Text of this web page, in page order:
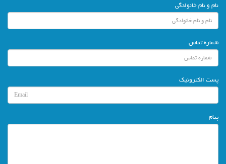
نام و نام خانوادگی
شماره تماس
پست الکترونیک
پیام